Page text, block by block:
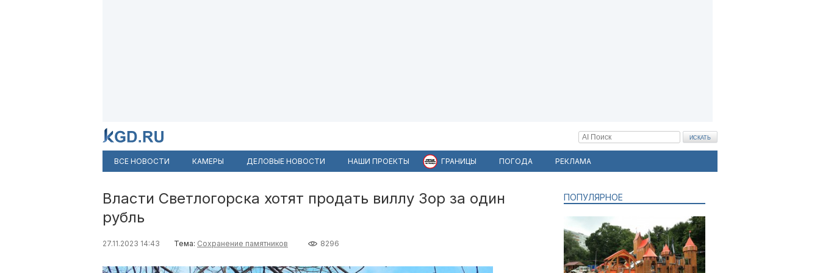
ВСЕ НОВОСТИ КАМЕРЫ ДЕЛОВЫЕ НОВОСТИ НАШИ ПРОЕКТЫ ГРАНИЦЫ ПОГОДА РЕКЛАМА
Власти Светлогорска хотят продать виллу Зор за один
рубль
27.11.2023 14:43 Тема: Сохранение памятников 8296
ПОПУЛЯРНОЕ